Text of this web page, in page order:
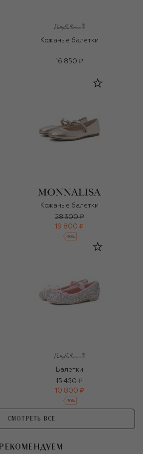
Кожаные балетки
16 850 ₽
Кожаные балетки
28 300 ₽
19 800 ₽
-30%
Балетки
15 450 ₽
10 800 ₽
-30%
СМОТРЕТЬ ВСЕ
РЕКОМЕНДУЕМ